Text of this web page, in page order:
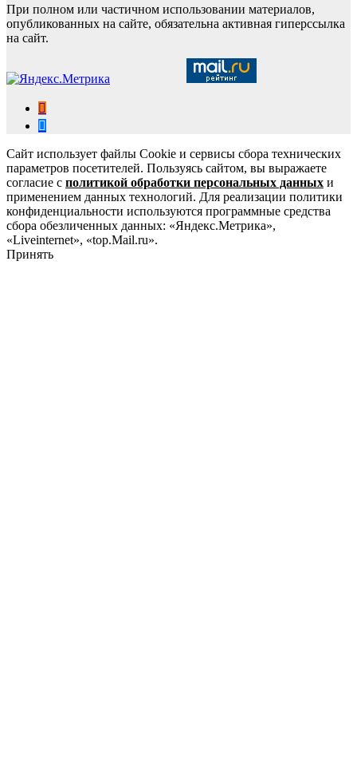
При полном или частичном использовании материалов,
опубликованных на сайте, обязательна активная гиперссылка
на сайт.
Сайт использует файлы Cookie и сервисы сбора технических
параметров посетителей. Пользуясь сайтом, вы выражаете
согласие с политикой обработки персональных данных и
применением данных технологий. Для реализации политики
конфиденциальности используются программные средства
сбора обезличенных данных: «Яндекс.Метрика»,
«Liveinternet», «top.Mail.ru».
Принять